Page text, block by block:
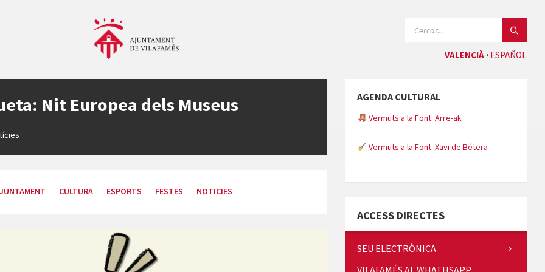
VALENCIÀ ESPAÑOL
Nit Europea dels Museus
CULTURA ESPORTS FESTES NOTICIES
AGENDA CULTURAL
Vermuts a la Font. Arre-ak
Vermuts a la Font. Xavi de Bétera
ACCESS DIRECTES
SEU ELECTRÒNICA